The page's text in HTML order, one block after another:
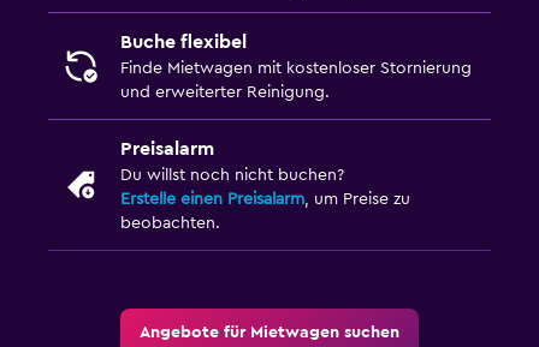
Buche flexibel
Finde Mietwagen mit kostenloser Stornierung
und erweiterter Reinigung.
Preisalarm
Du willst noch nicht buchen?
Erstelle einen Preisalarm, um Preise zu
beobachten.
Angebote für Mietwagen suchen